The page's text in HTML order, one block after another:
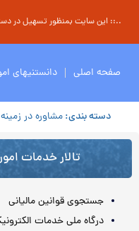
..:: این سایت بمنظور تسهیل در
صفحه اصلی دانستنیهای
دسته بندی:مشاوره در
تالار خدمات
جستجوی قوانین مالیانی
درگاه ملی خدمات